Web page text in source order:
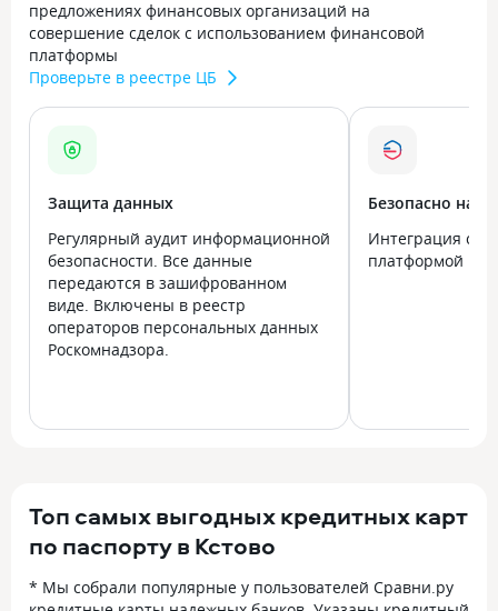
предложениях финансовых организаций на
совершение сделок с использованием финансовой
платформы
Проверьте в реестре ЦБ
Защита данных
Регулярный аудит информационной
безопасности. Все данные
передаются в зашифрованном
виде. Включены в реестр
операторов персональных данных
Роскомнадзора.
Безопасно на
Интеграция с
платформой
Топ самых выгодных кредитных карт
по паспорту в Кстово
* Мы собрали популярные у пользователей Сравни.ру